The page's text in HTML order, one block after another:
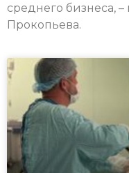
среднего бизнеса,
Прокопьева.